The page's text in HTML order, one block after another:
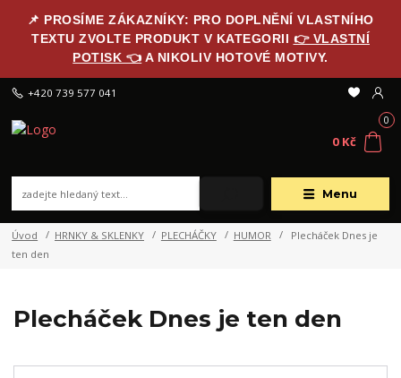
📌 PROSÍME ZÁKAZNÍKY: PRO DOPLNĚNÍ VLASTNÍHO
TEXTU ZVOLTE PRODUKT V KATEGORII 👉 VLASTNÍ
POTISK 👈 A NIKOLIV HOTOVÉ MOTIVY.
Menu
+420 739 577 041
0
0 Kč
Úvod HRNKY & SKLENKY PLECHÁČKY HUMOR
Plecháček Dnes je
ten den
Plecháček Dnes je ten den